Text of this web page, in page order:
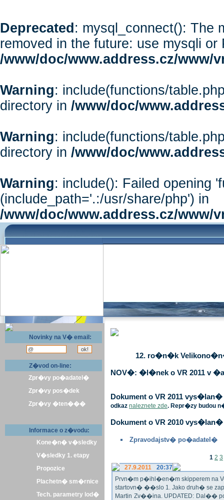
Deprecated : mysql_connect(): The
removed in the future: use mysqli or
/www/doc/www.address.cz/www/
Warning: include(functions/
directory in /www/doc/
Warning: include(functions/
directory in /www/doc/
Warning: include(): Failed opening
(include_path='.:/usr/share/php') in
/www/doc/www.address.cz/www/
Novinky na V� email:
Z�vod on-line:
Zpr�vy po�adatel�
Zpr�vy pos�dek
Zpr�vy �ten���
Informace o z�vodu:
Kone�n� v�sledky
V�sledky 1. etapy
Propozice
Plachetn� sm�rnice
Tech. parametry lod�
12. ro�n�k
NOV�: �l�nek o VR 2011 v
Dokument o VR 2011
odkaz naleznete zde. Repr�zy budou
Dokument o VR 2010
Zpravodajstv� po�adatel�
1 2 3
27.9.2011
20:37
Prvn�m p�ihl�en�m skipperem na
startovn� ��slo 1. Jako druh� se
Martin Zv��ina. UPDATED: Dal��